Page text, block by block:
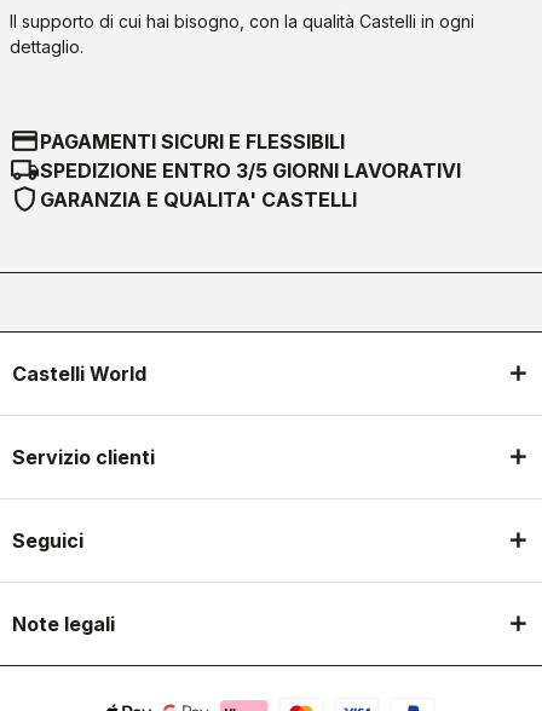
Il supporto di cui hai bisogno, con la qualità Castelli in ogni
dettaglio.
credit_cardPAGAMENTI SICURI E FLESSIBILI
local_shippingSPEDIZIONE ENTRO 3/5 GIORNI LAVORATIVI
shield GARANZIA E QUALITA' CASTELLI
Castelli World
Servizio clienti
Seguici
Note legali